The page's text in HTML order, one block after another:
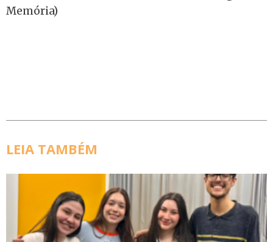
Memória)
LEIA TAMBÉM